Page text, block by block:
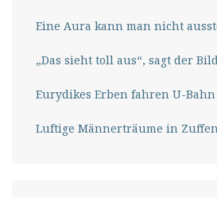
Eine Aura kann man nicht
„Das sieht toll aus“, sagt der
Eurydikes Erben fahren U-Bahn
Luftige Männerträume in